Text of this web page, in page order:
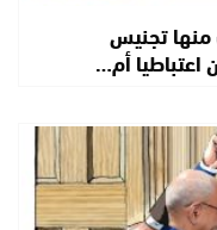
منها تجنيس
أم…